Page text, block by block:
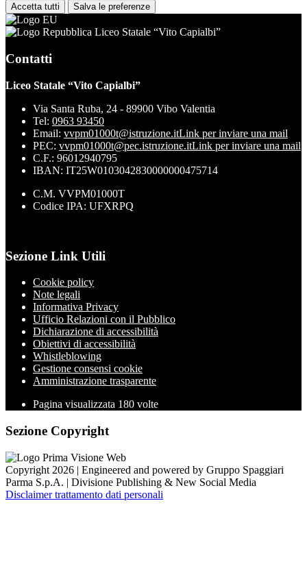
Accetta tutti Salva le preferenze
Liceo Statale “Vito Capialbi”
Contatti
Liceo Statale “Vito Capialbi”
Via Santa Ruba, 24 - 89900 Vibo Valentia
Tel: 0963 93450
Email: vvpm01000t@istruzione.itLink per inviare una mail
PEC: vvpm01000t@pec.istruzione.itLink per inviare una mail
C.F.: 96012940795
IBAN: IT25W0103042830000000475714
C.M. VVPM01000T
Codice IPA: UFXRPQ
Sezione Link Utili
Cookie policy
Note legali
Informativa Privacy
Ufficio Relazioni con il Pubblico
Dichiarazione di accessibilità
Obiettivi di accessibilità
Whistleblowing
Gestione consensi cookie
Amministrazione trasparente
Pagina visualizzata 180 volte
Sezione Copyright
Copyright 2026 | Engineered and powered by Gruppo Spaggiari
Parma S.p.A. | Divisione Publishing & New Social Media
Disclaimer trattamento dati personali